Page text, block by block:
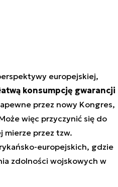
europejskiej,
konsumpcję gwarancji
przez nowy Kongres,
więc przyczynić się do
mierze przez tzw.
europejskich, gdzie
zdolności wojskowych w